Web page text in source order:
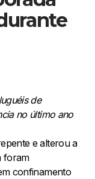
de
no último ano
e alterou a
foram
confinamento